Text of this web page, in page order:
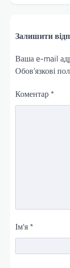
Залишити
Ваша e-mail
Обов’язкові
Коментар *
Ім'я *